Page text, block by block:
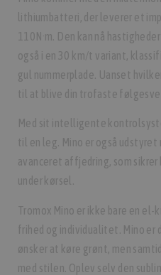
lithiumbatteri, der leverer et
110N·m. Den kan nå
også i en 30 km/t variant,
gul nummerplade. Uanset
til at blive din trofaste
Med sit intelligente
til en leg. Mino er også udstyret
avanceret affjedring, som sikrer
under kørsel.
Tromox Mino er ikke bare en
frihed og individualitet. Mino er
ønsker at køre grønt, men
med stilen. Oplev selv den